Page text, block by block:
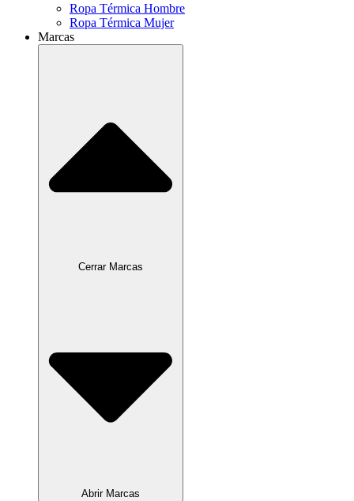
Ropa Térmica Hombre
Ropa Térmica Mujer
Marcas
Cerrar Marcas
Abrir Marcas